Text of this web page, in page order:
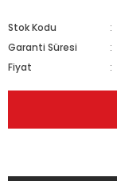
Stok Kodu
Garanti Süresi
Fiyat